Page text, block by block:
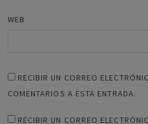
WEB
RECIBIR UN CORREO
COMENTARIOS A ESTA ENTRADA.
RECIBIR UN CORREO